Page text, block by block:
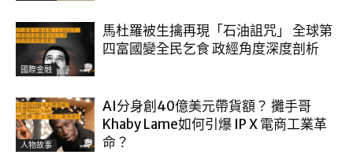
國際金融
馬杜羅被生擒再現「石油詛咒」 全球第
四富國變全民乞食 政經角度深度剖析
人物故事
AI分身創40億美元帶貨額？ 攤手哥
Khaby Lame如何引爆 IP X 電商工業革
命？